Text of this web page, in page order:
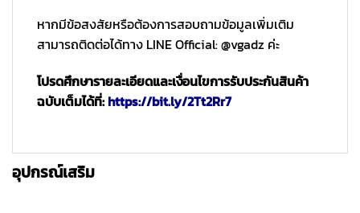
หากมีข้อสงสัยหรือต้องการสอบถามข้อมูลเพิ่มเติม
สามารถติดต่อได้ทาง LINE Official: @vgadz ค่ะ
โปรดศึกษารายละเอียดและเงื่อนไขการรับประกันสินค้า
ฉบับเต็มได้ที่:https://bit.ly/2Tt2Rr7
อุปกรณ์เสริม